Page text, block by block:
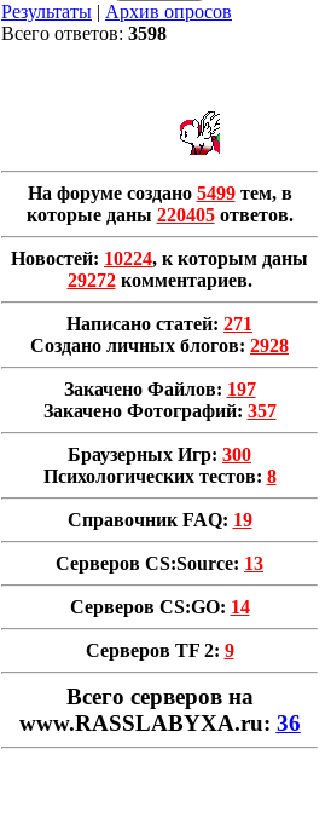
Результаты | Архив опросов
Всего ответов: 3598
На форуме создано 5499тем, в
которые даны 220405ответов.
Новостей: 10224, к которым даны
29272комментариев.
Написано статей: 271
Создано личных блогов: 2928
Закачено Файлов: 197
Закачено Фотографий: 357
Браузерных Игр: 300
Психологических тестов: 8
Справочник FAQ: 19
Серверов CS:Source: 13
Серверов CS:GO: 14
Серверов TF 2: 9
Всего cерверов на
www.RASSLABYXA.ru: 36